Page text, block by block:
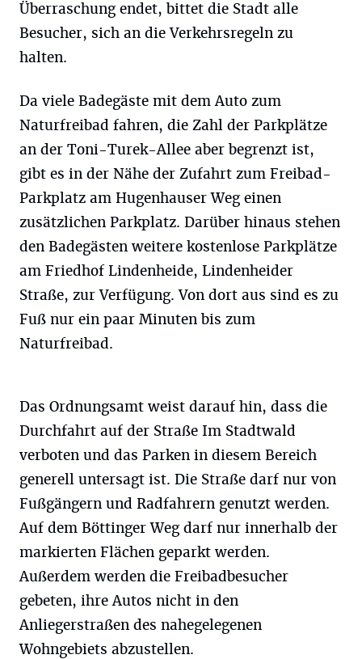
Überraschung endet, bittet die Stadt alle
Besucher, sich an die Verkehrsregeln zu
halten.
Da viele Badegäste mit dem Auto zum
Naturfreibad fahren, die Zahl der Parkplätze
an der Toni-Turek-Allee aber begrenzt ist,
gibt es in der Nähe der Zufahrt zum Freibad-
Parkplatz am Hugenhauser Weg einen
zusätzlichen Parkplatz. Darüber hinaus stehen
den Badegästen weitere kostenlose Parkplätze
am Friedhof Lindenheide, Lindenheider
Straße, zur Verfügung. Von dort aus sind es zu
Fuß nur ein paar Minuten bis zum
Naturfreibad.
Das Ordnungsamt weist darauf hin, dass die
Durchfahrt auf der Straße Im Stadtwald
verboten und das Parken in diesem Bereich
generell untersagt ist. Die Straße darf nur von
Fußgängern und Radfahrern genutzt werden.
Auf dem Böttinger Weg darf nur innerhalb der
markierten Flächen geparkt werden.
Außerdem werden die Freibadbesucher
gebeten, ihre Autos nicht in den
Anliegerstraßen des nahegelegenen
Wohngebiets abzustellen.